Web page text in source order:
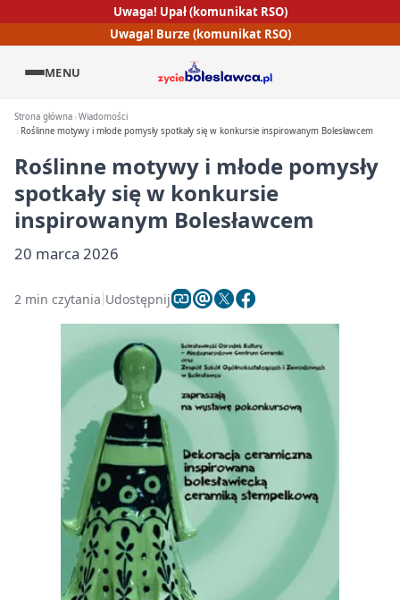
Uwaga! Upał (komunikat RSO)
Uwaga! Burze (komunikat RSO)
MENU
Strona główna Wiadomości
Roślinne motywy i młode pomysły spotkały się w konkursie inspirowanym Bolesławcem
Roślinne motywy i młode pomysły
spotkały się w konkursie
inspirowanym Bolesławcem
20 marca 2026
2 min czytania Udostępnij